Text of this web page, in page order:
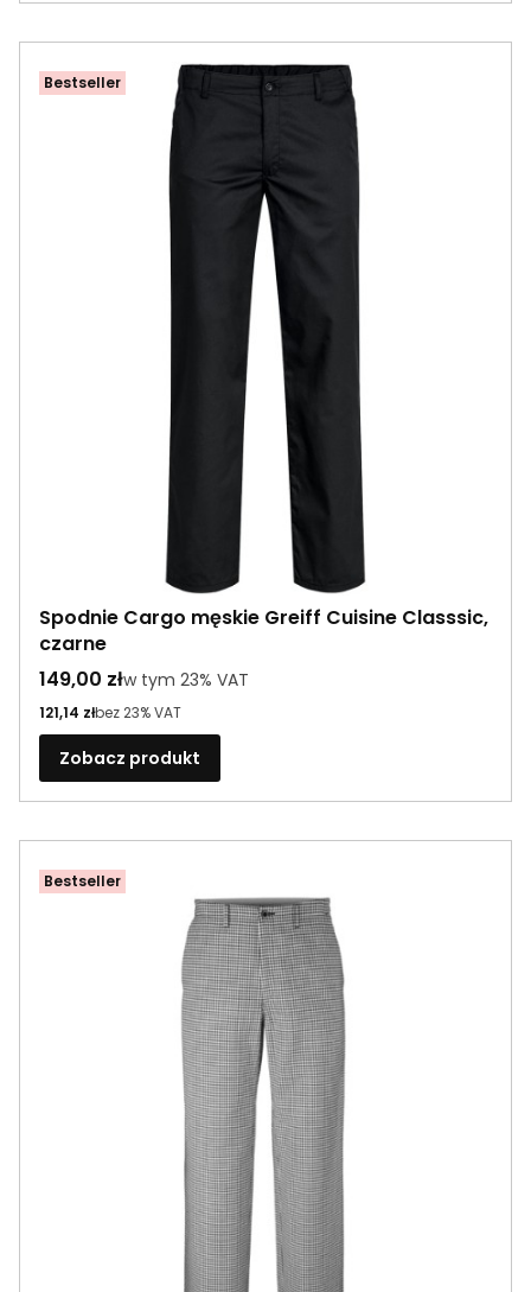
Bestseller
Spodnie Cargo męskie Greiff Cuisine Classsic,
czarne
Cena brutto
149,00 złw tym %s VAT
w tym 23% VAT
Cena netto
121,14 złbez 23% VAT
Zobacz produkt
Bestseller